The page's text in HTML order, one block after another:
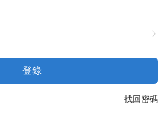
登錄
找回密碼